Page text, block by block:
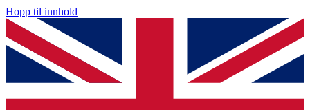
Hopp til innhold